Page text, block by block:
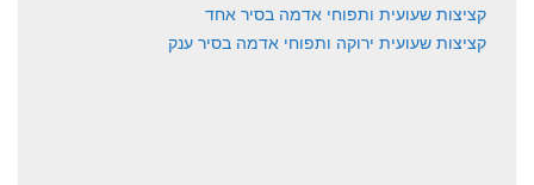
קציצות שעועית ותפוחי אדמה בסיר אחד
קציצות שעועית ירוקה ותפוחי אדמה בסיר ענק